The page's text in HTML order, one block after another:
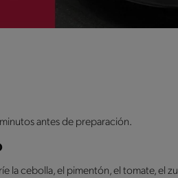
antes de preparación.
la cebolla, el pimentón, el tomate, el